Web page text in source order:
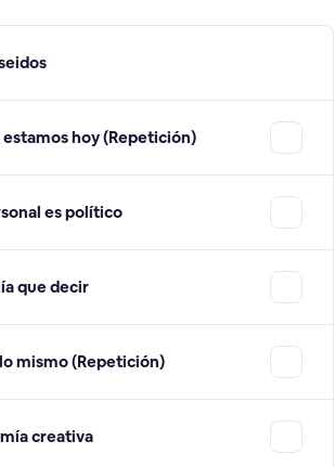
hoy (Repetición)
es político
que decir
mismo (Repetición)
creativa